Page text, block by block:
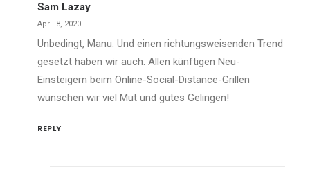
Sam Lazay
April 8, 2020
Unbedingt, Manu. Und einen richtungsweisenden Trend
gesetzt haben wir auch. Allen künftigen Neu-
Einsteigern beim Online-Social-Distance-Grillen
wünschen wir viel Mut und gutes Gelingen!
REPLY